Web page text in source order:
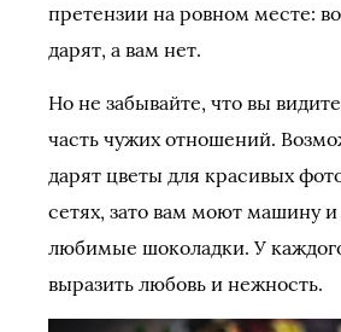
претензии на ровном месте:
дарят, а вам нет.
Но не забывайте, что вы
часть чужих отношений.
дарят цветы для красивых
сетях, зато вам моют машину
любимые шоколадки. У
выразить любовь и нежность.